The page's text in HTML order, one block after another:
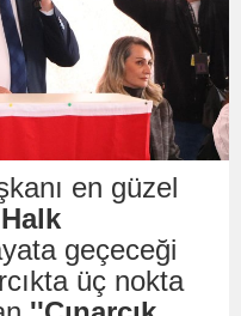
en güzel
geçeceği
üç nokta